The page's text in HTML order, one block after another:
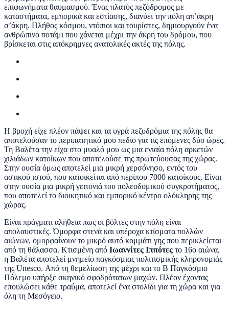
επιφωνήματα θαυμασμού. Ένας πλατύς πεζόδρομος με
καταστήματα, εμπορικά και εστίασης, διανύει την πόλη απ’άκρη
σ’άκρη. Πλήθος κόσμου, ντόπιοι και τουρίστες, δημιουργούν ένα
ανθρώπινο ποτάμι που χάνεται μέχρι την άκρη του δρόμου, που
βρίσκεται στις απόκρημνες ανατολικές ακτές της πόλης.
Η βροχή είχε πλέον πάψει και τα υγρά πεζοδρόμια της πόλης θα
αποτελούσαν το περιπατητικό μου πεδίο για τις επόμενες δύο ώρες.
Τη Βαλέτα την είχα στο μυαλό μου ως μια ενιαία πόλη αρκετών
χιλιάδων κατοίκων που αποτελούσε της πρωτεύουσας της χώρας.
Στην ουσία όμως αποτελεί μια μικρή χερσόνησο, εντός του
αστικού ιστού, που κατοικείται από περίπου 7000 κατοίκους. Είναι
στην ουσία μια μικρή γειτονιά του πολεοδομικού συγκροτήματος,
που αποτελεί το διοικητικό και εμπορικό κέντρο ολόκληρης της
χώρας.
Είναι πράγματι αλήθεια πως οι βόλτες στην πόλη είναι
απολαυστικές. Όμορφα στενά και υπέροχα κτίσματα πολλών
αιώνων, ομορφαίνουν το μικρό αυτό κομμάτι γης που περικλείεται
από τη θάλασσα. Κτισμένη από Ιωαννίτες Ιππότες το 16ο αιώνα,
η Βαλέτα αποτελεί μνημείο παγκόσμιας πολιτισμικής κληρονομιάς
της Unesco. Από τη θεμελίωση της μέχρι και το Β Παγκόσμιο
Πόλεμο υπήρξε σκηνικό σφοδρότατων μαχών. Πλέον έχοντας
επουλώσει κάθε τραύμα, αποτελεί ένα στολίδι για τη χώρα και για
όλη τη Μεσόγειο.